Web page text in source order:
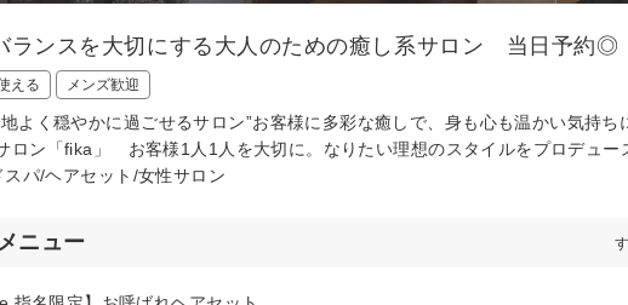
ランスを大切にする大人のための癒し系サロン 当日予約◎
える メンズ歓迎
よく穏やかに過ごせるサロン”お客様に多彩な癒しで、身も心も温かい気持ち
ロン「fika」 お客様1人1人を大切に。なりたい理想のスタイルをプロデュ
パ/ヘアセット/女性サロン
ニュー